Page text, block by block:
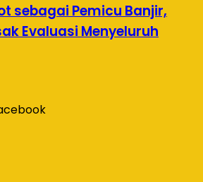
sebagai Pemicu Banjir,
Evaluasi Menyeluruh